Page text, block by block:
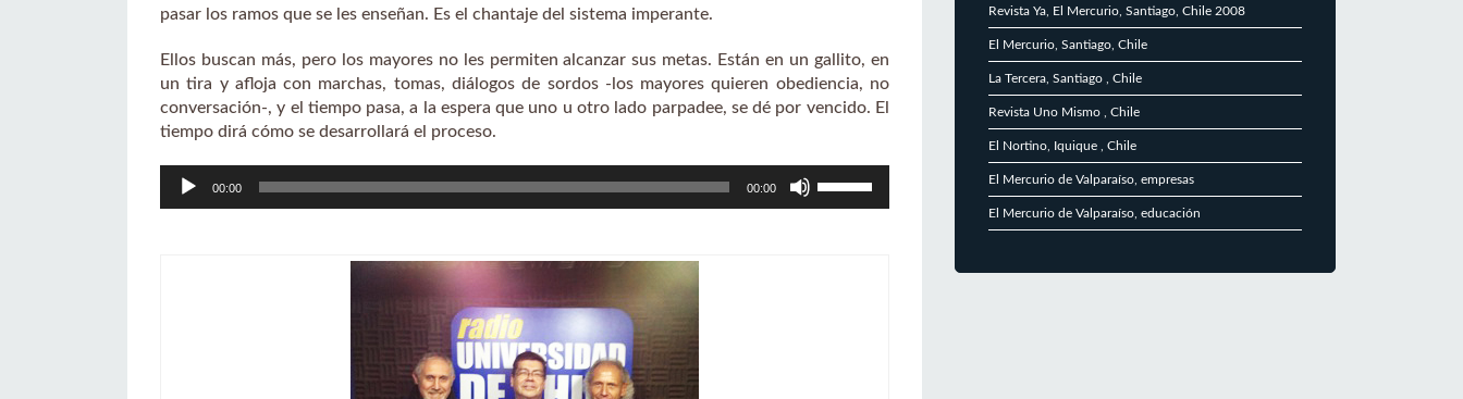
pasar los ramos que se les enseñan. Es el chantaje del sistema imperante.
Ellos buscan más, pero los mayores no les permiten alcanzar sus metas. Están en un gallito, en
un tira y afloja con marchas, tomas, diálogos de sordos -los mayores quieren obediencia, no
conversación-, y el tiempo pasa, a la espera que uno u otro lado parpadee, se dé por vencido. El
tiempo dirá cómo se desarrollará el proceso.
Reproductor
de
00:00 00:00
Utiliza
las
Revista Ya, El Mercurio, Santiago, Chile 2008
El Mercurio, Santiago, Chile
La Tercera, Santiago , Chile
Revista Uno Mismo , Chile
El Nortino, Iquique , Chile
El Mercurio de Valparaíso, empresas
El Mercurio de Valparaíso, educación